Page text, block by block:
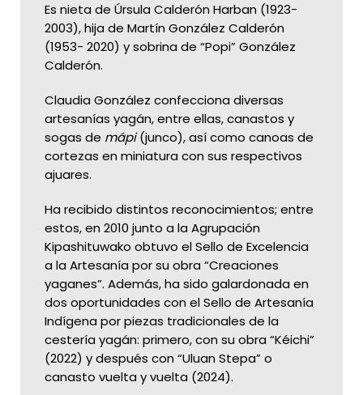
Es nieta de Úrsula Calderón Harban (1923-
2003), hija de Martín González Calderón
(1953- 2020) y sobrina de “Popi” González
Calderón.
Claudia González confecciona diversas
artesanías yagán, entre ellas, canastos y
sogas de mápi(junco), así como canoas de
cortezas en miniatura con sus respectivos
ajuares.
Ha recibido distintos reconocimientos; entre
estos, en 2010 junto a la Agrupación
Kipashituwako obtuvo el Sello de Excelencia
a la Artesanía por su obra “Creaciones
yaganes”. Además, ha sido galardonada en
dos oportunidades con el Sello de Artesanía
Indígena por piezas tradicionales de la
cestería yagán: primero, con su obra “Kéichi”
(2022) y después con “Uluan Stepa” o
canasto vuelta y vuelta (2024).